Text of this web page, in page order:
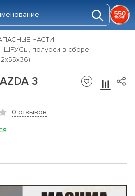
ЧАСТИ
ШРУСы, полуоси в сборе
3
0 отзывов